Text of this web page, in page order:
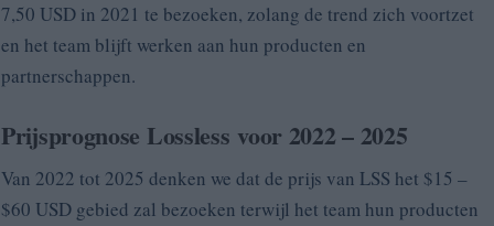
7,50 USD in 2021 te bezoeken, zolang de trend zich voortzet
en het team blijft werken aan hun producten en
partnerschappen.
Prijsprognose Lossless voor 2022 – 2025
Van 2022 tot 2025 denken we dat de prijs van LSS het $15 –
$60 USD gebied zal bezoeken terwijl het team hun producten